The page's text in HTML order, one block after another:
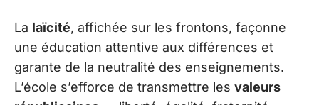
La laïcité, affichée sur les frontons, façonne
une éducation attentive aux différences et
garante de la neutralité des enseignements.
L’école s’efforce de transmettre les valeurs